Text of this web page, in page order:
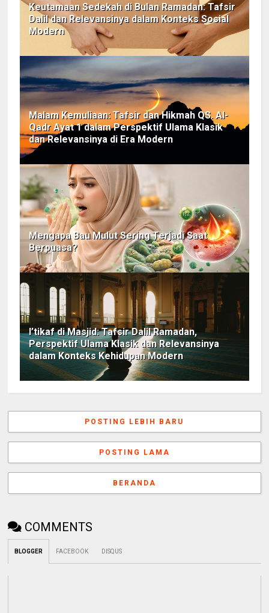
Keutamaan Sedekah di Bulan Ramadan: Tafsir
Dalil dan Relevansinya dalam Konteks Sosial
Modern
Malam Kemuliaan: Tafsir dan Hikmah QS. Al-
Qadr Ayat 1 dalam Perspektif Ulama Klasik
dan Relevansinya di Era Modern
Mengapa Bau Mulut Sering Terjadi Saat
Berpuasa?
I’tikaf di Masjid: Tafsir Dalil Ramadan,
Perspektif Ulama Klasik dan Relevansinya
dalam Konteks Kehidupan Modern
POSTING LEBIH BARU
POSTING LAMA
BERANDA
COMMENTS
BLOGGER FACEBOOK DISQUS